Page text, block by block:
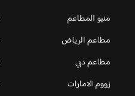
منيو المطاعم
مطاعم الرياض
مطاعم دبي
زووم الامارات